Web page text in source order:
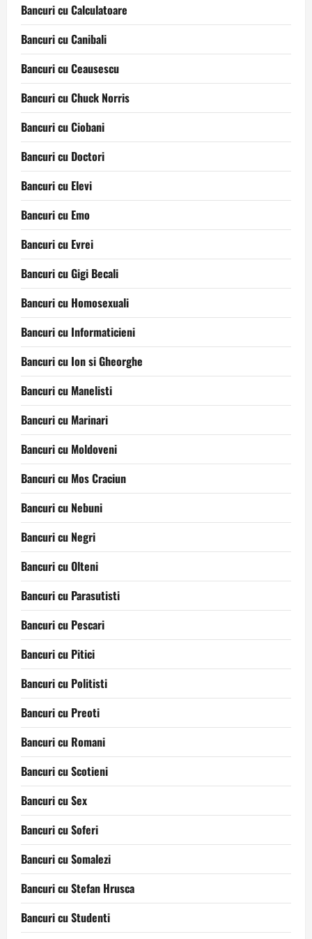
Bancuri cu Calculatoare
Bancuri cu Canibali
Bancuri cu Ceausescu
Bancuri cu Chuck Norris
Bancuri cu Ciobani
Bancuri cu Doctori
Bancuri cu Elevi
Bancuri cu Emo
Bancuri cu Evrei
Bancuri cu Gigi Becali
Bancuri cu Homosexuali
Bancuri cu Informaticieni
Bancuri cu Ion si Gheorghe
Bancuri cu Manelisti
Bancuri cu Marinari
Bancuri cu Moldoveni
Bancuri cu Mos Craciun
Bancuri cu Nebuni
Bancuri cu Negri
Bancuri cu Olteni
Bancuri cu Parasutisti
Bancuri cu Pescari
Bancuri cu Pitici
Bancuri cu Politisti
Bancuri cu Preoti
Bancuri cu Romani
Bancuri cu Scotieni
Bancuri cu Sex
Bancuri cu Soferi
Bancuri cu Somalezi
Bancuri cu Stefan Hrusca
Bancuri cu Studenti